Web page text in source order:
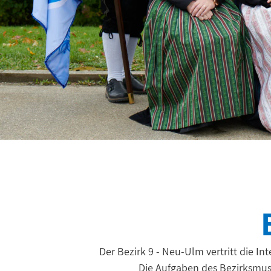
Der Bezirk 9 - Neu-Ulm vertritt die
Die Aufgaben des